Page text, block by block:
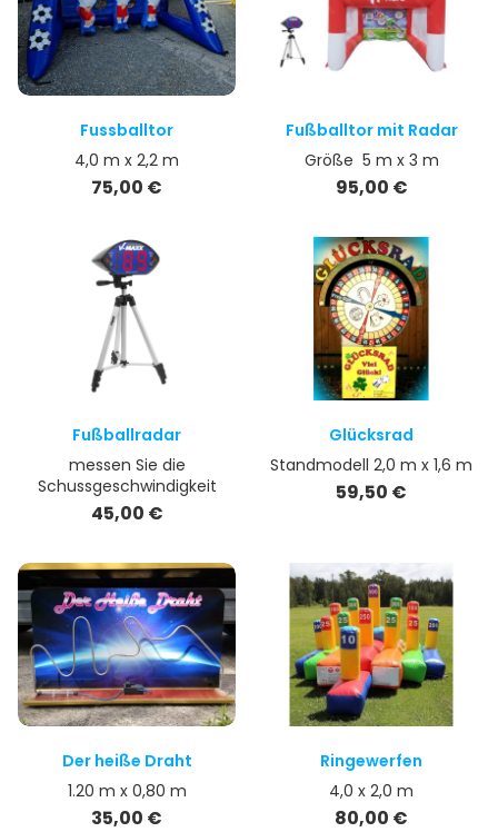
Fussballtor
4,0 m x 2,2 m
Preis
75,00 €
Fußballtor mit Radar
Größe 5 m x 3 m
Preis
95,00 €
Fußballradar
messen Sie die
Schussgeschwindigkeit
Preis
45,00 €
Glücksrad
Standmodell 2,0 m x 1,6 m
Preis
59,50 €
Der heiße Draht
1.20 m x 0,80 m
Preis
35,00 €
Ringewerfen
4,0 x 2,0 m
Preis
80,00 €